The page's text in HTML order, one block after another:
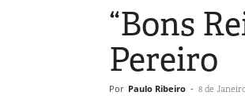
“Bons
Pereiro
Por Paulo Ribeiro - 8 de